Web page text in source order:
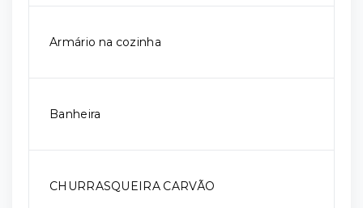
Armário na cozinha
Banheira
CHURRASQUEIRA CARVÃO